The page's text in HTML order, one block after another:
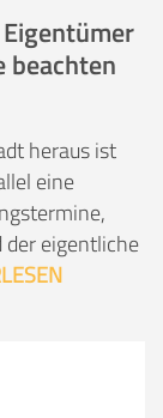
beachten
heraus ist
eine
der eigentliche